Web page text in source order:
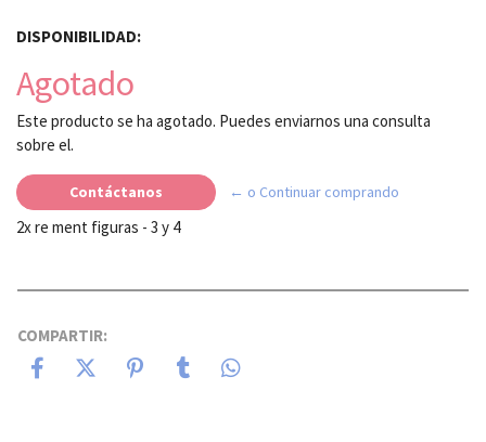
DISPONIBILIDAD:
Agotado
Este producto se ha agotado. Puedes enviarnos una consulta
sobre el.
Contáctanos ← o Continuar comprando
2x re ment figuras - 3 y 4
COMPARTIR: